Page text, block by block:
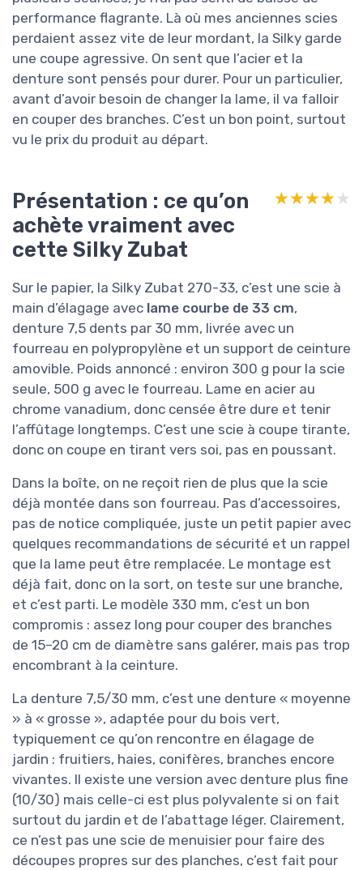
performance flagrante. Là où mes anciennes scies
perdaient assez vite de leur mordant, la Silky garde
une coupe agressive. On sent que l’acier et la
denture sont pensés pour durer. Pour un particulier,
avant d’avoir besoin de changer la lame, il va falloir
en couper des branches. C’est un bon point, surtout
vu le prix du produit au départ.
Présentation : ce qu’on
achète vraiment avec
cette Silky Zubat
★★★★★
★★★★★
Sur le papier, la Silky Zubat 270-33, c’est une scie à
main d’élagage avec lame courbe de 33 cm,
denture 7,5 dents par 30 mm, livrée avec un
fourreau en polypropylène et un support de ceinture
amovible. Poids annoncé : environ 300 g pour la scie
seule, 500 g avec le fourreau. Lame en acier au
chrome vanadium, donc censée être dure et tenir
l’affûtage longtemps. C’est une scie à coupe tirante,
donc on coupe en tirant vers soi, pas en poussant.
Dans la boîte, on ne reçoit rien de plus que la scie
déjà montée dans son fourreau. Pas d’accessoires,
pas de notice compliquée, juste un petit papier avec
quelques recommandations de sécurité et un rappel
que la lame peut être remplacée. Le montage est
déjà fait, donc on la sort, on teste sur une branche,
et c’est parti. Le modèle 330 mm, c’est un bon
compromis : assez long pour couper des branches
de 15–20 cm de diamètre sans galérer, mais pas trop
encombrant à la ceinture.
La denture 7,5/30 mm, c’est une denture « moyenne
» à « grosse », adaptée pour du bois vert,
typiquement ce qu’on rencontre en élagage de
jardin : fruitiers, haies, conifères, branches encore
vivantes. Il existe une version avec denture plus fine
(10/30) mais celle-ci est plus polyvalente si on fait
surtout du jardin et de l’abattage léger. Clairement,
ce n’est pas une scie de menuisier pour faire des
découpes propres sur des planches, c’est fait pour